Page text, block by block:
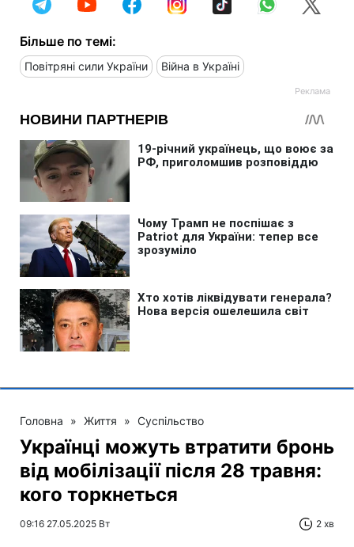
Більше по темі:
Повітряні сили України Війна в Україні
Головна » Життя » Суспільство
Українці можуть втратити бронь
від мобілізації після 28 травня:
кого торкнеться
09:16 27.05.2025 Вт 2 хв